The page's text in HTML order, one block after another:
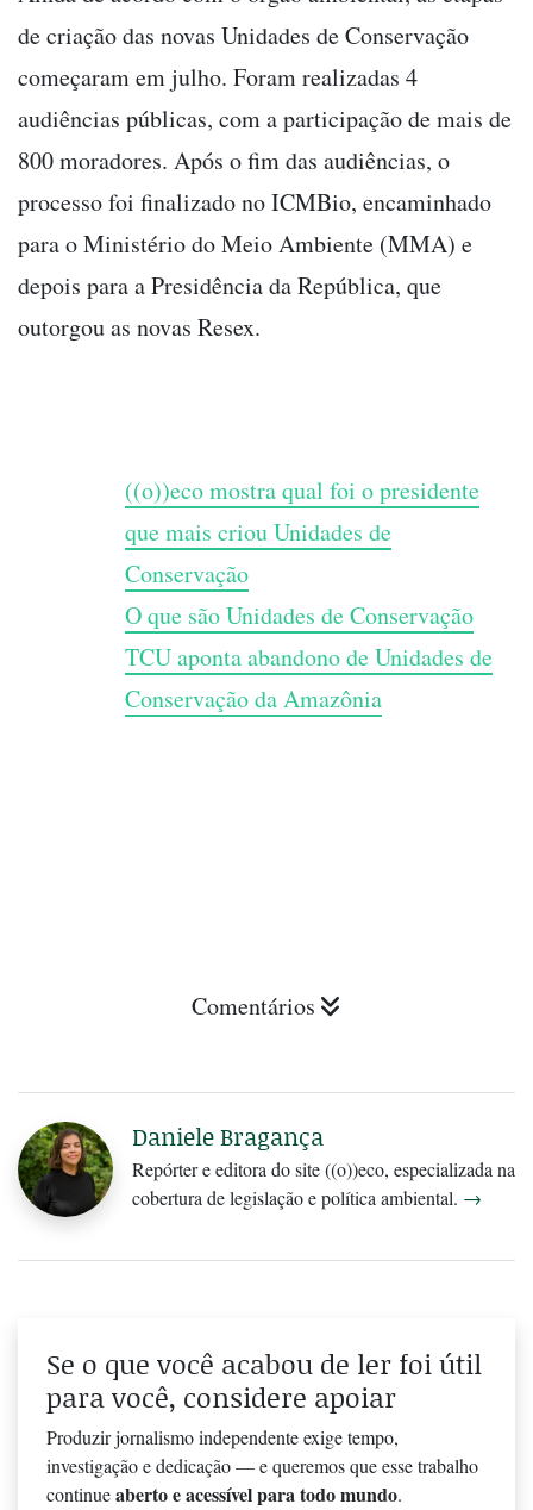
de criação das novas Unidades de Conservação
começaram em julho. Foram realizadas 4
audiências públicas, com a participação de mais de
800 moradores. Após o fim das audiências, o
processo foi finalizado no ICMBio, encaminhado
para o Ministério do Meio Ambiente (MMA) e
depois para a Presidência da República, que
outorgou as novas Resex.
((o))eco mostra qual foi o presidente
que mais criou Unidades de
Conservação
O que são Unidades de Conservação
TCU aponta abandono de Unidades de
Conservação da Amazônia
Comentários
Daniele Bragança
Repórter e editora do site ((o))eco, especializada na
cobertura de legislação e política ambiental. →
Se o que você acabou de ler foi útil
para você, considere apoiar
Produzir jornalismo independente exige tempo,
investigação e dedicação — e queremos que esse trabalho
continueaberto e acessível para todo mundo.